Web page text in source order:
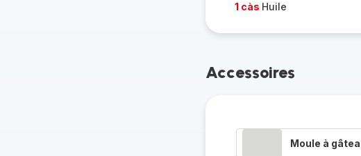
1 càs Huile
Accessoires
Moule à